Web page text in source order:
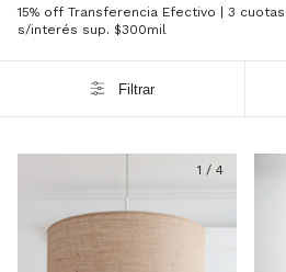
15% off Transferencia Efectivo | 3
s/interés sup. $300mil
Filtrar
1 / 4